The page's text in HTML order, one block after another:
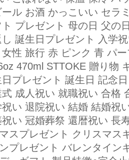
ール お酒 かっこいい セラ
ト プレゼント 母の日 父の
し 誕生日プレゼント 入学
女性 旅行 赤 ピンク 青 パ
470ml STTOKE 贈り物
プレゼント 誕生日 記念
成人祝い 就職祝い 合格
い 退院祝い 結婚 結婚祝
い 冠婚葬祭 還暦祝い 長
スプレゼント クリスマス
プレゼント バレンタイン